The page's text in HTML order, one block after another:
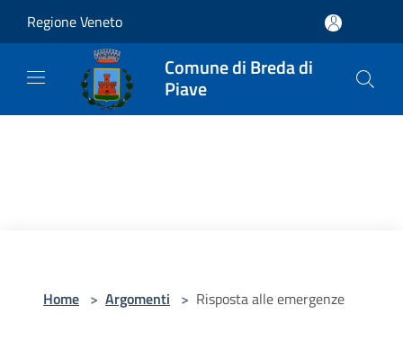
Regione Veneto
Comune di Breda di
Piave
Home > Argomenti > Risposta alle emergenze